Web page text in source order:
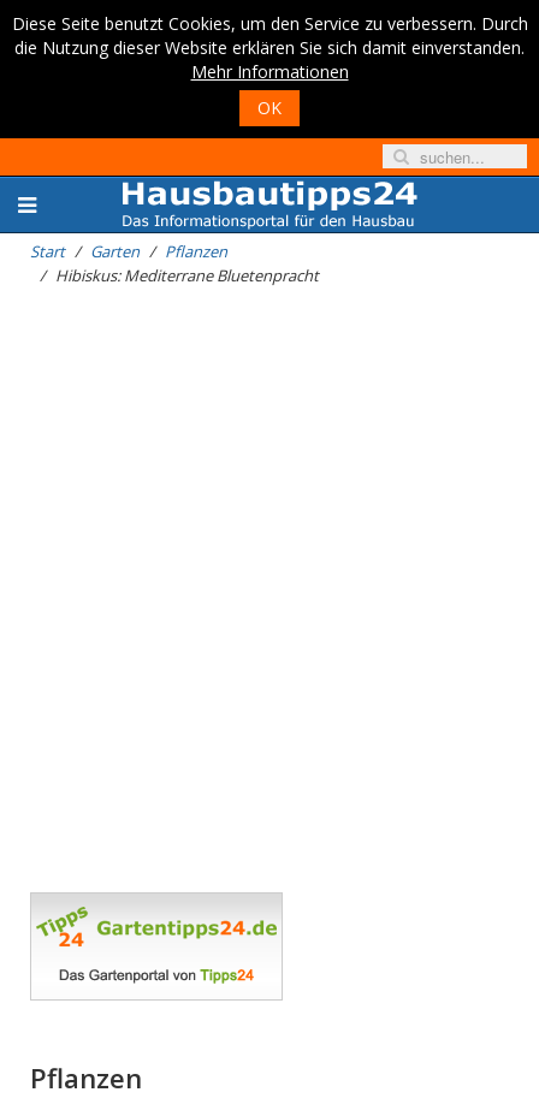
Diese Seite benutzt Cookies, um den Service zu verbessern. Durch
die Nutzung dieser Website erklären Sie sich damit einverstanden.
Mehr Informationen
OK
Start Garten
Pflanzen
Hibiskus: Mediterrane Bluetenpracht
Pflanzen